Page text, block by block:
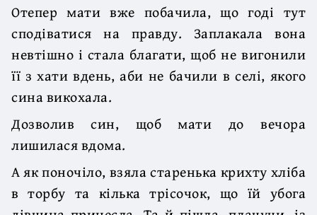
Отепер мати вже побачила, що годі тут
сподіватися на правду. Заплакала вона
невтішно і стала благати, щоб не вигонили
її з хати вдень, аби не бачили в селі, якого
сина викохала.
Дозволив син, щоб мати до вечора
лишилася вдома.
А як поночіло, взяла старенька крихту хліба
в торбу та кілька трісочок, що їй убога